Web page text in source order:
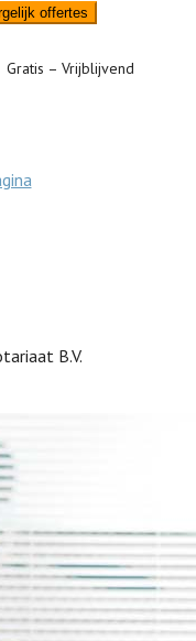
offertes
Gratis – Vrijblijvend
B.V.